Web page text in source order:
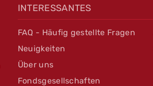
INTERESSANTES
FAQ - Häufig gestellte Fragen
Neuigkeiten
Über uns
Fondsgesellschaften